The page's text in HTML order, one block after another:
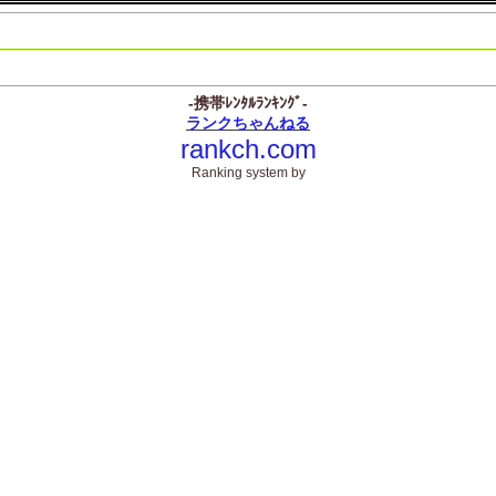
-携帯ﾚﾝﾀﾙﾗﾝｷﾝｸﾞ-
ランクちゃんねる
rankch.com
Ranking system by